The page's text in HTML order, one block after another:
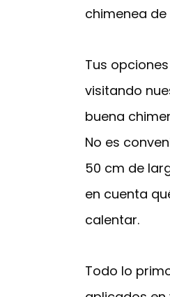
chimenea de
Tus
visitando
buena
No es
50 cm de
en cuenta
calentar.
Todo lo